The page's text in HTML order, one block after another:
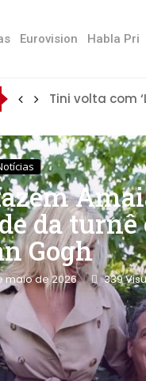
Eurovision Habla Pri
Tini volta com
da turnê
Gogh
maio de 2026 339